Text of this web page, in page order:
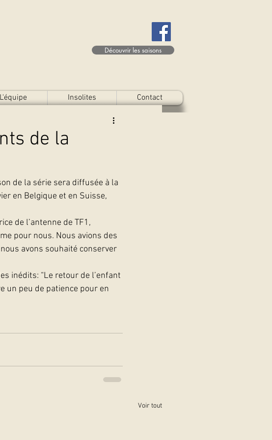
Découvrir les saisons
L'équipe Insolites Contact
de la
de la série sera diffusée à la
en Belgique et en Suisse,
de l’antenne de TF1,
pour nous. Nous avions des
avons souhaité conserver
inédits: “Le retour de l’enfant
un peu de patience pour en
Voir tout